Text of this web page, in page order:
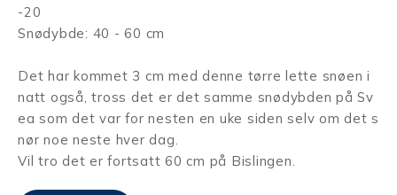
-20
Snødybde: 40 - 60 cm
Det har kommet 3 cm med denne tørre lette snøen i
natt også, tross det er det samme snødybden på Sv
ea som det var for nesten en uke siden selv om det s
nør noe neste hver dag.
Vil tro det er fortsatt 60 cm på Bislingen.